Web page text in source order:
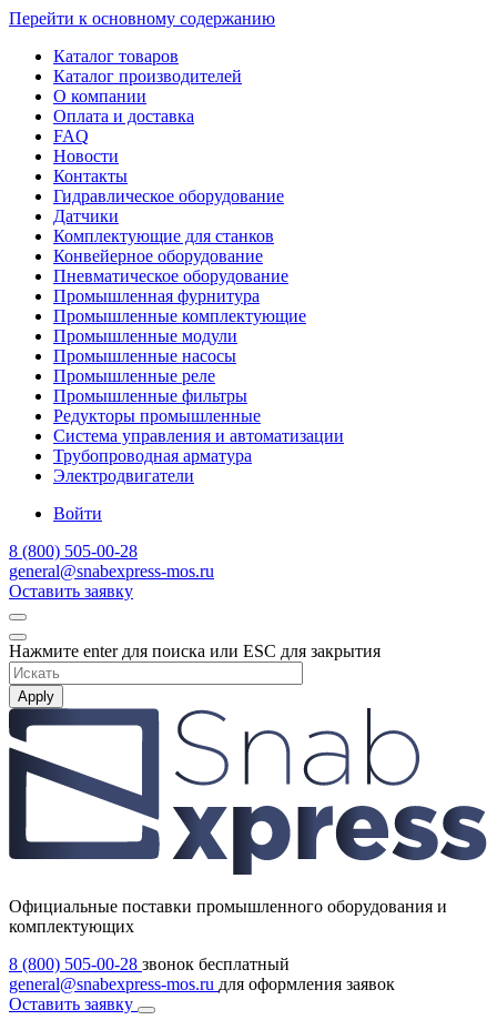
Перейти к основному содержанию
Каталог товаров
Каталог производителей
О компании
Оплата и доставка
FAQ
Новости
Контакты
Гидравлическое оборудование
Датчики
Комплектующие для станков
Конвейерное оборудование
Пневматическое оборудование
Промышленная фурнитура
Промышленные комплектующие
Промышленные модули
Промышленные насосы
Промышленные реле
Промышленные фильтры
Редукторы промышленные
Система управления и автоматизации
Трубопроводная арматура
Электродвигатели
Войти
8 (800) 505-00-28
general@snabexpress-mos.ru
Оставить заявку
Нажмите enter для поиска или ESC для закрытия
Apply
Официальные поставки промышленного оборудования и
комплектующих
8 (800) 505-00-28 звонок бесплатный
general@snabexpress-mos.ru для оформления заявок
Оставить заявку